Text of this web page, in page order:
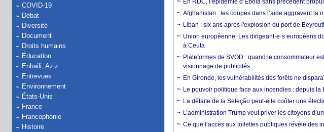
COVID-19
Débat
Diversité
Document
Droits humains
Éducation
Enhaili, Aziz
Entrevues
Environnement
États-Unis
France
Francophonie
Histoire
En RDC, l’épidémie d’Ebola sans précédent
Afghanistan : les coupes dans l’aide aggravent la
Liban : six ans après l'explosion du port de
Union européenne. Les dirigeant·e·s européens
à Ceuta
Plateformes de SVOD : quand le consommateur
visionnage de publicités
En Gironde, les vulnérabilités des forêts ne
Le pouvoir politique face aux incendies : depuis
La défaite de la Seleção peut-elle coûter une
L’administration Trump veut priver les citoyens
Ce que l’accès aux toilettes publiques révèle des